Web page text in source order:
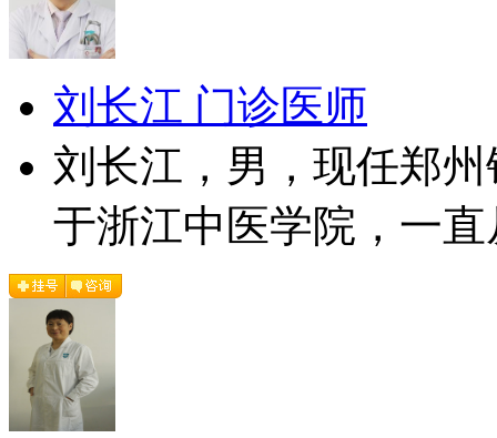
刘长江 门诊医师
刘长江，男，现任郑
于浙江中医学院，一直